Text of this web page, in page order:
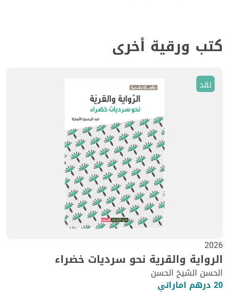
كتب ورقية أخرى
نقد
2026
الرواية والقرية نحو سرديات خضراء
الحسن الشيخ الحسن
20 درهم اماراتي